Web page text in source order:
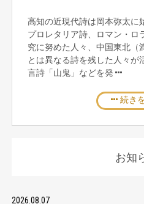
高知の近現代詩は岡本弥太に
プロレタリア詩、ロマン・ロ
究に努めた人々、中国東北（
とは異なる詩を残した人々が
言詩「山鬼」などを発
続き
お知
2026.08.07